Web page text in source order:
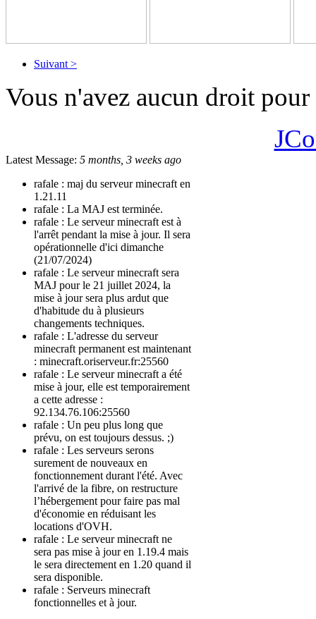
Suivant >
Vous n'avez aucun droit
Latest Message: 5 months, 3 weeks ago
rafale : maj du serveur minecraft en
1.21.11
rafale : La MAJ est terminée.
rafale : Le serveur minecraft est à
l'arrêt pendant la mise à jour. Il sera
opérationnelle d'ici dimanche
(21/07/2024)
rafale : Le serveur minecraft sera
MAJ pour le 21 juillet 2024, la
mise à jour sera plus ardut que
d'habitude du à plusieurs
changements techniques.
rafale : L'adresse du serveur
minecraft permanent est maintenant
: minecraft.oriserveur.fr:25560
rafale : Le serveur minecraft a été
mise à jour, elle est temporairement
a cette adresse :
92.134.76.106:25560
rafale : Un peu plus long que
prévu, on est toujours dessus. ;)
rafale : Les serveurs serons
surement de nouveaux en
fonctionnement durant l'été. Avec
l'arrivé de la fibre, on restructure
l’hébergement pour faire pas mal
d'économie en réduisant les
locations d'OVH.
rafale : Le serveur minecraft ne
sera pas mise à jour en 1.19.4 mais
le sera directement en 1.20 quand il
sera disponible.
rafale : Serveurs minecraft
fonctionnelles et à jour.